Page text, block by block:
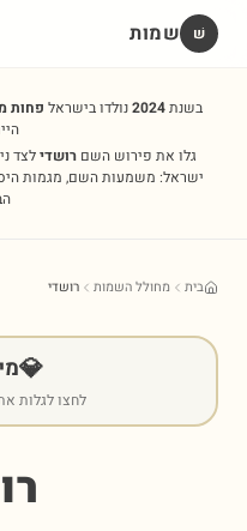
שׁ שמות
בשנת2024נולדו בישראל פחות
גלו את פירוש השםרושדילצד
ישראל: משמעות השם, מגמות
בית מחולל השמות רושדי
💎
לחצו לגלות